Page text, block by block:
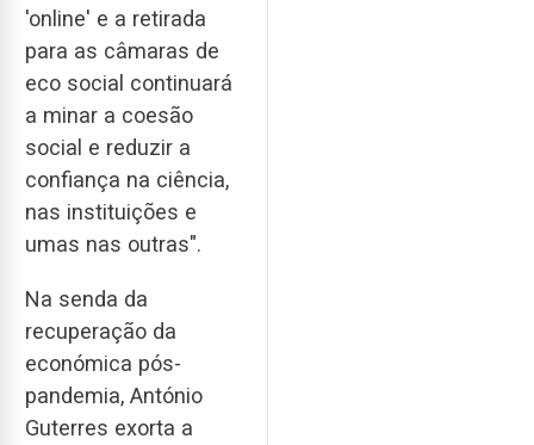
'online' e a retirada
para as câmaras de
eco social continuará
a minar a coesão
social e reduzir a
confiança na ciência,
nas instituições e
umas nas outras".
Na senda da
recuperação da
económica pós-
pandemia, António
Guterres exorta a